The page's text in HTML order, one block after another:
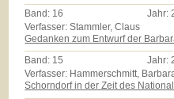
Band: 16 Jahr:
Verfasser: Stammler, Claus
Gedanken zum Entwurf der
Band: 15 Jahr:
Verfasser: Hammerschmitt,
Schorndorf in der Zeit des